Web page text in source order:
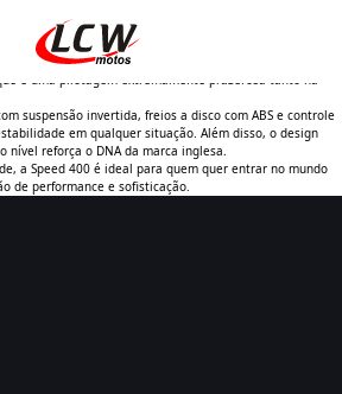
perfeita para quem busca estilo clássico com tecnologia
certa. Equipada com um motor de 40 cv, oferece
e uma pilotagem extremamente prazerosa tanto na
suspensão invertida, freios a disco com ABS e controle
em qualquer situação. Além disso, o design
nível reforça o DNA da marca inglesa.
a Speed 400 é ideal para quem quer entrar no mundo
de performance e sofisticação.